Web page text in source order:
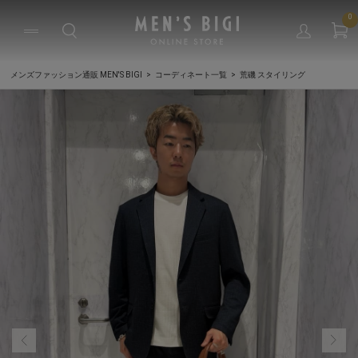
0
メンズファッション通販 MEN'S BIGI コーディネート一覧 荒磯 スタイリング